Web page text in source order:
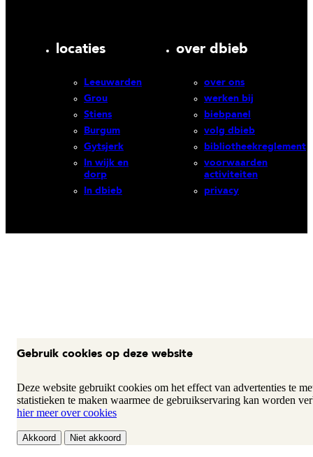
Gebruik cookies op deze website
Deze website gebruikt cookies om het effect van advertenties te
statistieken te maken waarmee de gebruikservaring kan worden
hier meer over cookies
Akkoord Niet akkoord
locaties
Leeuwarden
Grou
Stiens
Burgum
Gytsjerk
In wijk en
dorp
In dbieb
over dbieb
over ons
werken bij
biebpanel
volg dbieb
bibliotheekreglement
voorwaarden
activiteiten
privacy